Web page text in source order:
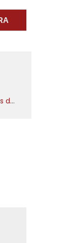
Compra de Unidades de Hidrante